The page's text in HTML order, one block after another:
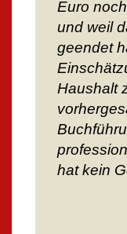
Euro
und weil
geendet
Haushalt
hat kein